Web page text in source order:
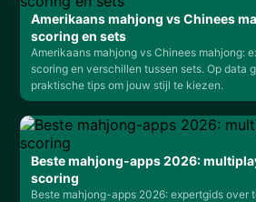
Amerikaans mahjong vs Chinees
scoring en sets
Amerikaans mahjong vs Chinees mahjong:
scoring en verschillen tussen sets. Op data
praktische tips om jouw stijl te kiezen.
Beste mahjong-apps 2026:
scoring
Beste mahjong-apps 2026: expertgids over